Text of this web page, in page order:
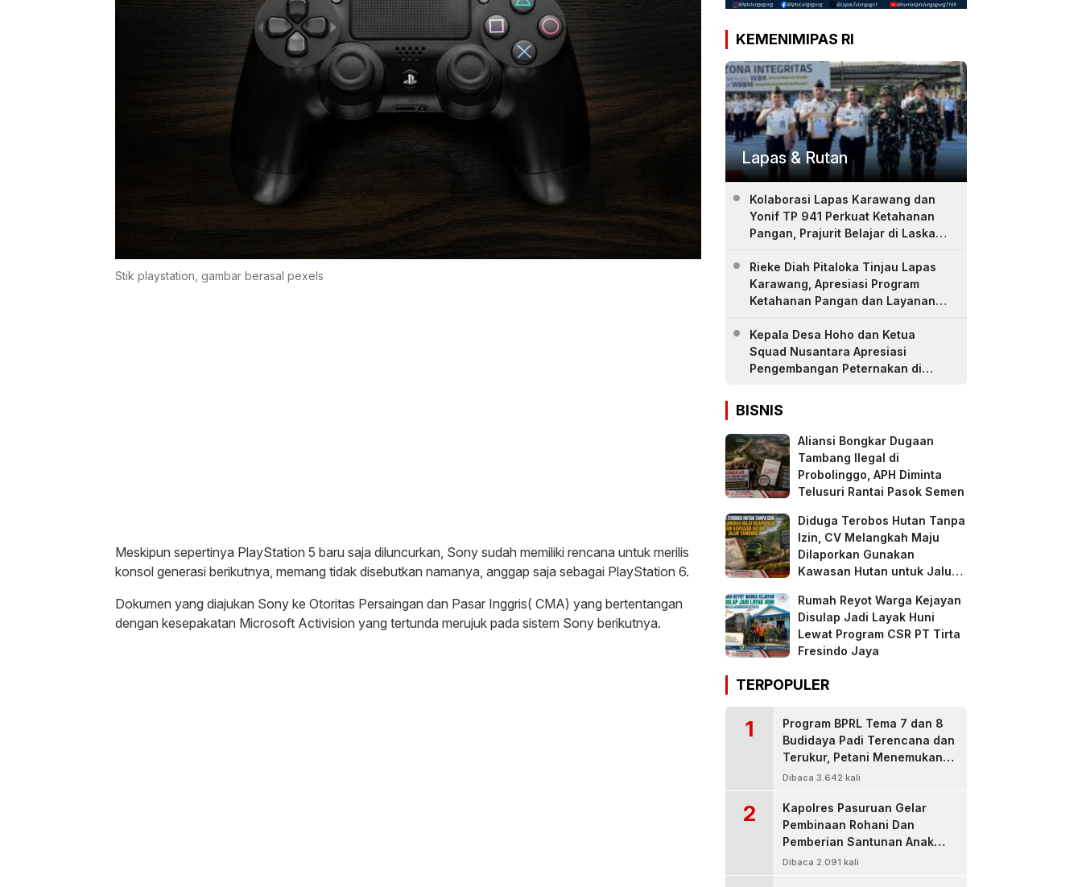
Stik playstation, gambar berasal pexels
Meskipun sepertinya PlayStation 5 baru saja diluncurkan, Sony sudah memiliki rencana untuk merilis
konsol generasi berikutnya, memang tidak disebutkan namanya, anggap saja sebagai PlayStation 6.
Dokumen yang diajukan Sony ke Otoritas Persaingan dan Pasar Inggris( CMA) yang bertentangan
dengan kesepakatan Microsoft Activision yang tertunda merujuk pada sistem Sony berikutnya.
KEMENIMIPAS RI
Lapas & Rutan
Kolaborasi Lapas Karawang dan
Yonif TP 941 Perkuat Ketahanan
Pangan, Prajurit Belajar di Laskar
Rieke Diah Pitaloka Tinjau Lapas
Karawang, Apresiasi Program
Ketahanan Pangan dan Layanan
Kepala Desa Hoho dan Ketua
Squad Nusantara Apresiasi
Pengembangan Peternakan di
BISNIS
Aliansi Bongkar Dugaan
Tambang Ilegal di
Probolinggo, APH Diminta
Telusuri Rantai Pasok Semen
Diduga Terobos Hutan Tanpa
Izin, CV Melangkah Maju
Dilaporkan Gunakan
Kawasan Hutan untuk Jalur
Rumah Reyot Warga Kejayan
Disulap Jadi Layak Huni
Lewat Program CSR PT Tirta
Fresindo Jaya
TERPOPULER
1
Program BPRL Tema 7 dan 8
Budidaya Padi Terencana dan
Terukur, Petani Menemukan
Penanggulangan Hama
Dibaca 3.642 kali
2
Kapolres Pasuruan Gelar
Pembinaan Rohani Dan
Pemberian Santunan Anak
Yatim untuk Tingkatkan
Dibaca 2.091 kali